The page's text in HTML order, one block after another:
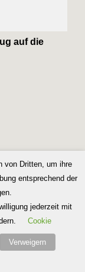
auf die
Barnim
von Dritten, um ihre
entsprechend der
jederzeit mit
Cookie
Verweigern